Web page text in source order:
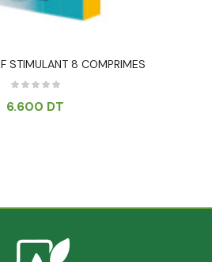
STIMULANT 8 COMPRIMES
6.600 DT